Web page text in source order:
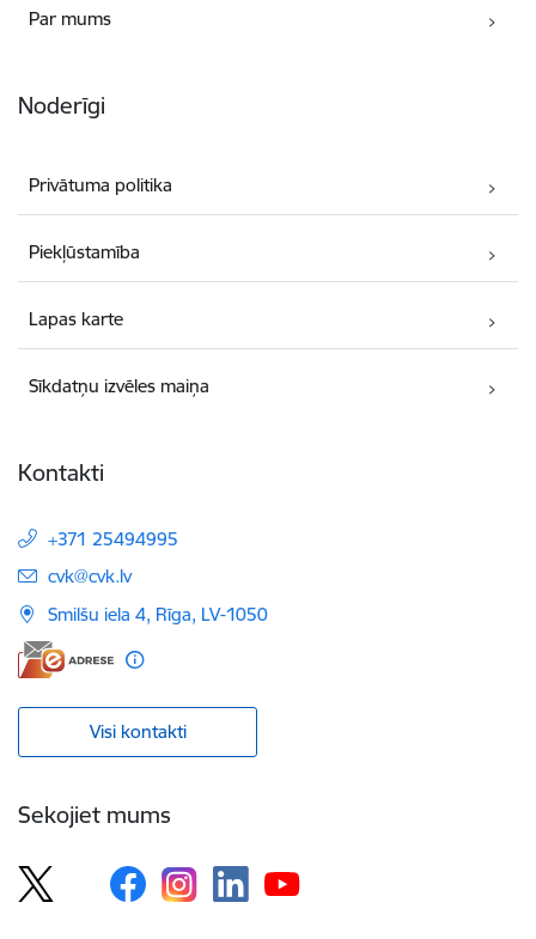
Par mums
Noderīgi
Privātuma politika
Piekļūstamība
Lapas karte
Sīkdatņu izvēles maiņa
Kontakti
+371 25494995
E-pasts:
cvk@cvk.lv
Smilšu iela 4, Rīga, LV-1050
Visi kontakti
Sekojiet mums